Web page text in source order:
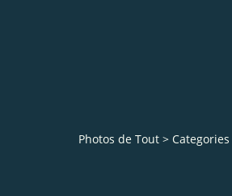
Photos de Tout > Categories